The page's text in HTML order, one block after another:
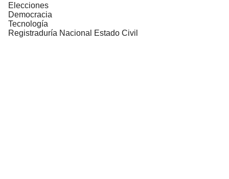
Elecciones
Democracia
Tecnología
Registraduría Nacional Estado Civil